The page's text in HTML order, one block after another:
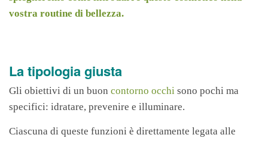
vostra routine di bellezza.
La tipologia giusta
Gli obiettivi di un buon contorno occhi sono pochi ma
specifici: idratare, prevenire e illuminare.
Ciascuna di queste funzioni è direttamente legata alle